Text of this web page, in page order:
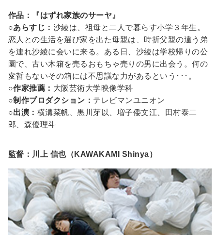
作品：『はずれ家族のサーヤ』
○あらすじ： 沙綾は、祖母と二人で暮らす小学３年生。
恋人との生活を選び家を出た母親は、時折父親の違う弟
を連れ沙綾に会いに来る。ある日、沙綾は学校帰りの公
園で、古い木箱を売るおもちゃ売りの男に出会う。何の
変哲もないその箱には不思議な力があるという･･･。
○作家推薦： 大阪芸術大学映像学科
○制作プロダクション： テレビマンユニオン
○出演： 横溝菜帆、黒川芽以、増子倭文江、田村泰二
郎、森優理斗
監督：川上 信也（KAWAKAMI Shinya）